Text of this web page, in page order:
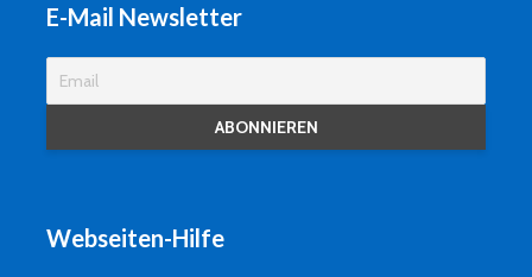
E-Mail Newsletter
Webseiten-Hilfe